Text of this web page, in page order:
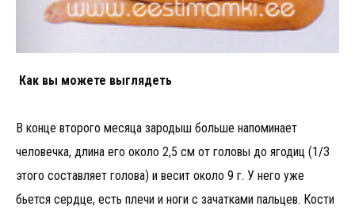
Как вы можете выглядеть
В конце второго месяца зародыш больше напоминает
человечка, длина его около 2,5 см от головы до ягодиц (1/3
этого составляет голова) и весит около 9 г. У него уже
бьется сердце, есть плечи и ноги с зачатками пальцев. Кости